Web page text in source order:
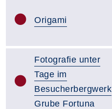
Origami
Fotografie unter
Tage im
Besucherbergwerk
Grube Fortuna